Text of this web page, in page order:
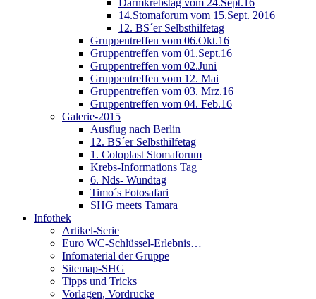
14.Stomaforum vom 15.Sept. 2016
12. BS´er Selbsthilfetag
Gruppentreffen vom 06.Okt.16
Gruppentreffen vom 01.Sept.16
Gruppentreffen vom 02.Juni
Gruppentreffen vom 12. Mai
Gruppentreffen vom 03. Mrz.16
Gruppentreffen vom 04. Feb.16
Galerie-2015
Ausflug nach Berlin
12. BS´er Selbsthilfetag
1. Coloplast Stomaforum
Krebs-Informations Tag
6. Nds- Wundtag
Timo´s Fotosafari
SHG meets Tamara
Infothek
Artikel-Serie
Euro WC-Schlüssel-Erlebnis…
Infomaterial der Gruppe
Sitemap-SHG
Tipps und Tricks
Vorlagen, Vordrucke